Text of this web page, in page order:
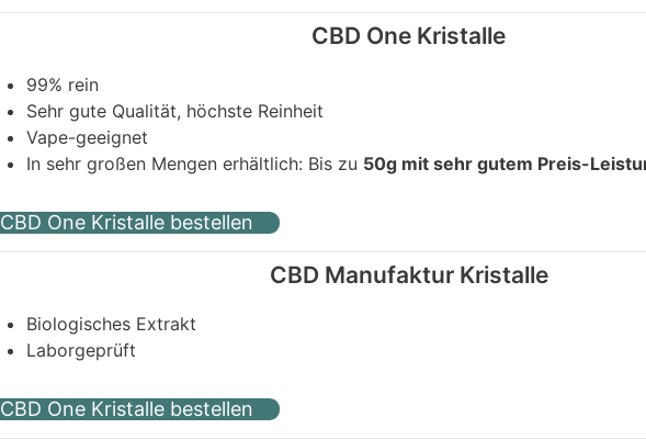
CBD One Kristalle
99% rein
Sehr gute Qualität, höchste Reinheit
Vape-geeignet
In sehr großen Mengen erhältlich: Bis zu 50g mit sehr gutem Preis-
CBD One Kristalle bestellen
CBD Manufaktur Kristalle
Biologisches Extrakt
Laborgeprüft
CBD One Kristalle bestellen